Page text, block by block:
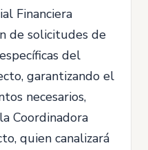
Financiera
de solicitudes de
del
garantizando el
necesarios,
Coordinadora
quien canalizará